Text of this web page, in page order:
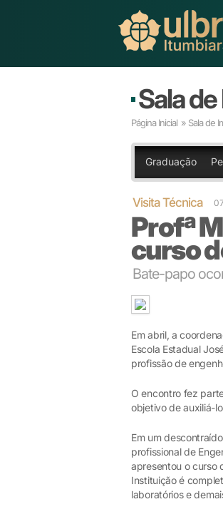
Sala
Página Inicial » Sala de
Graduação
Visita Técnica
Profª
curso
Bate-papo
Em abril, a
Escola Estadual
profissão de
O encontro fez
objetivo de auxiliá-
Em um
profissional de
apresentou o curso
Instituição é
laboratórios e